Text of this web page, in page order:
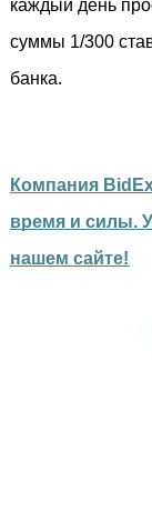
каждый день
суммы 1/300
банка.
Компания
время и силы.
нашем сайте!